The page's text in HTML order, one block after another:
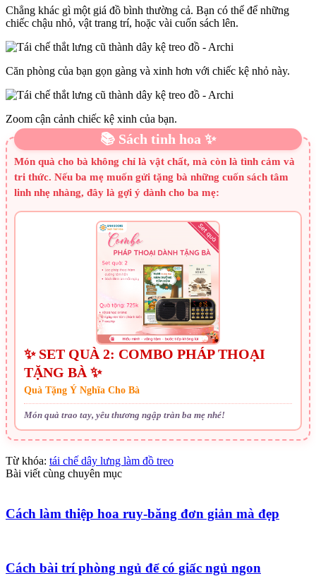
Chẳng khác gì một giá đồ bình thường cả. Bạn có thể để những
chiếc chậu nhỏ, vật trang trí, hoặc vài cuốn sách lên.
Căn phòng của bạn gọn gàng và xinh hơn với chiếc kệ nhỏ này.
Zoom cận cảnh chiếc kệ xinh của bạn.
📚 Sách tinh hoa ✨
Món quà cho bà không chỉ là vật chất, mà còn là tình cảm và
tri thức. Nếu ba mẹ muốn gửi tặng bà những cuốn sách tâm
linh nhẹ nhàng, đây là gợi ý dành cho ba mẹ:
✨ SET QUÀ 2: COMBO PHÁP THOẠI
TẶNG BÀ ✨
Quà Tặng Ý Nghĩa Cho Bà
Món quà trao tay, yêu thương ngập tràn ba mẹ nhé!
Từ khóa: tái chế dây lưng làm đồ treo
Bài viết cùng chuyên mục
Cách làm thiệp hoa ruy-băng đơn giản mà đẹp
Cách bài trí phòng ngủ để có giấc ngủ ngon